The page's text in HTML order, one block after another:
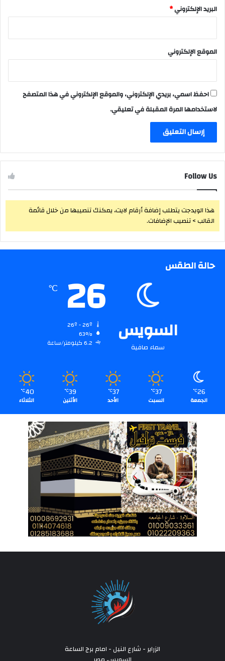
البريد الإلكتروني*
الموقع الإلكتروني
احفظ اسمي، بريدي الإلكتروني، والموقع الإلكتروني في هذا المتصفح
لاستخدامها المرة المقبلة في تعليقي.
Follow Us
هذا الويدجت يتطلب إضافة أرقام لايت، يمكنك تنصيبها من خلال قائمة
القالب > تنصيب الإضافات.
حالة الطقس
السويس
سماء صافية
26
℃
63%
6.2 كيلومتر/ساعة
26
℃
الجمعة
37
℃
السبت
37
℃
الأحد
39
℃
الأثنين
40
℃
الثلاثاء
الزراير - شارع النيل - امام برج الساعة